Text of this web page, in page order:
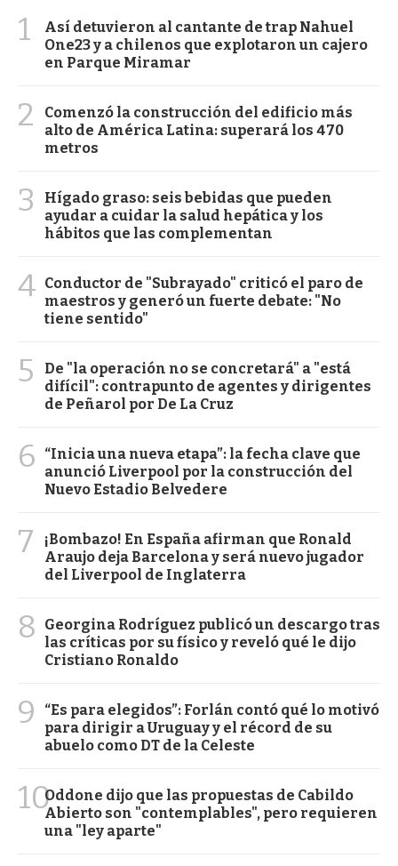
1
Así detuvieron al cantante de trap Nahuel
One23 y a chilenos que explotaron un cajero
en Parque Miramar
2
Comenzó la construcción del edificio más
alto de América Latina: superará los 470
metros
3
Hígado graso: seis bebidas que pueden
ayudar a cuidar la salud hepática y los
hábitos que las complementan
4 Conductor de "Subrayado" criticó el paro de
maestros y generó un fuerte debate: "No
tiene sentido"
5
De "la operación no se concretará" a "está
difícil": contrapunto de agentes y dirigentes
de Peñarol por De La Cruz
6
“Inicia una nueva etapa”: la fecha clave que
anunció Liverpool por la construcción del
Nuevo Estadio Belvedere
7
¡Bombazo! En España afirman que Ronald
Araujo deja Barcelona y será nuevo jugador
del Liverpool de Inglaterra
8
Georgina Rodríguez publicó un descargo tras
las críticas por su físico y reveló qué le dijo
Cristiano Ronaldo
9
“Es para elegidos”: Forlán contó qué lo motivó
para dirigir a Uruguay y el récord de su
abuelo como DT de la Celeste
10Oddone dijo que las propuestas de Cabildo
Abierto son "contemplables", pero requieren
una "ley aparte"